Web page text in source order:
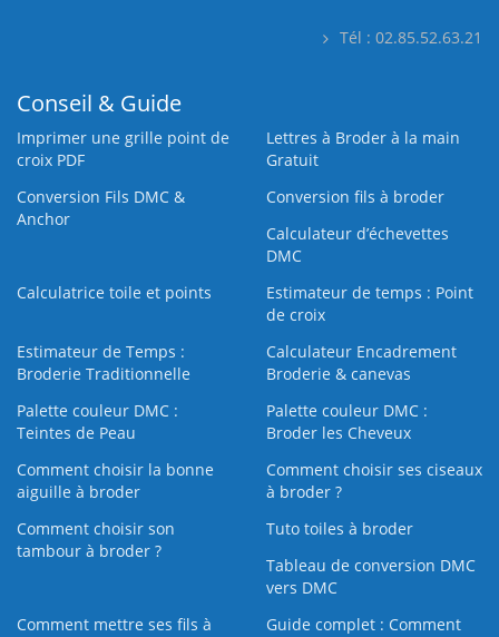
Tél : 02.85.52.63.21
Conseil & Guide
Imprimer une grille point de
croix PDF
Lettres à Broder à la main
Gratuit
Conversion Fils DMC &
Anchor
Conversion fils à broder
Calculateur d’échevettes
DMC
Calculatrice toile et points
Estimateur de temps : Point
de croix
Estimateur de Temps :
Broderie Traditionnelle
Calculateur Encadrement
Broderie & canevas
Palette couleur DMC :
Teintes de Peau
Palette couleur DMC :
Broder les Cheveux
Comment choisir la bonne
aiguille à broder
Comment choisir ses ciseaux
à broder ?
Comment choisir son
tambour à broder ?
Tuto toiles à broder
Tableau de conversion DMC
vers DMC
Comment mettre ses fils à
Guide complet : Comment